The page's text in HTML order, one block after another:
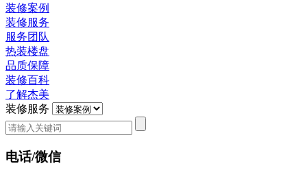
装修案例
装修服务
服务团队
热装楼盘
品质保障
装修百科
了解杰美
装修服务
电话/微信